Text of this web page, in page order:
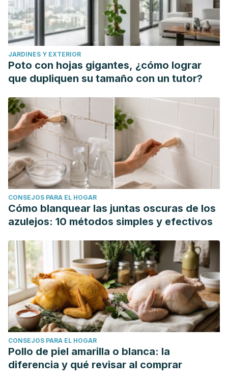
JARDINES Y EXTERIOR
Poto con hojas gigantes, ¿cómo lograr
que dupliquen su tamaño con un tutor?
CONSEJOS PARA EL HOGAR
Cómo blanquear las juntas oscuras de los
azulejos: 10 métodos simples y efectivos
CONSEJOS PARA EL HOGAR
Pollo de piel amarilla o blanca: la
diferencia y qué revisar al comprar